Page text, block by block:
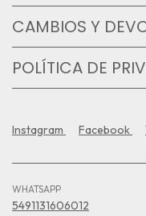
CAMBIOS Y
POLÍTICA DE
Instagram Facebook
WHATSAPP
5491131606012